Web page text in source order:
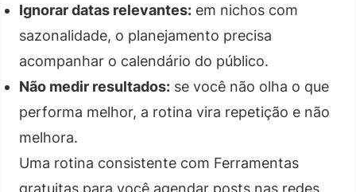
Ignorar datas relevantes: em nichos com
sazonalidade, o planejamento precisa
acompanhar o calendário do público.
Não medir resultados: se você não olha o que
performa melhor, a rotina vira repetição e não
melhora.
Uma rotina consistente com Ferramentas
gratuitas para você agendar posts nas redes